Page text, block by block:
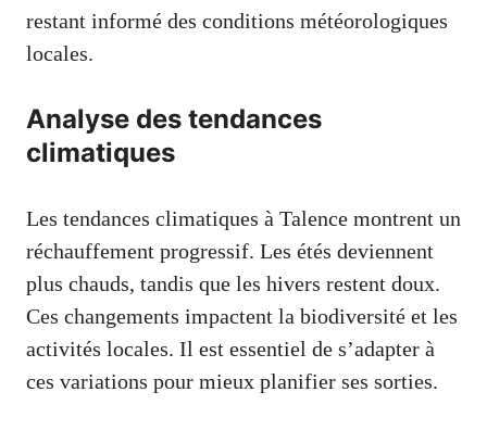
restant informé des conditions météorologiques
locales.
Analyse des tendances
climatiques
Les tendances climatiques à Talence montrent un
réchauffement progressif. Les étés deviennent
plus chauds, tandis que les hivers restent doux.
Ces changements impactent la biodiversité et les
activités locales. Il est essentiel de s’adapter à
ces variations pour mieux planifier ses sorties.